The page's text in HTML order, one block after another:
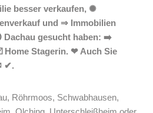
besser verkaufen, ✺
und ⇒ Immobilien
Dachau gesucht haben: ➡️
Stagerin. ❤ Auch Sie
✔.